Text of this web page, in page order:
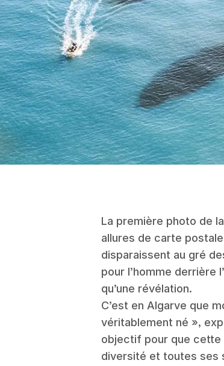
La première photo de
allures de carte
disparaissent au gré
pour l’homme derrière
qu’une révélation.
C’est en Algarve que
véritablement né »,
objectif pour que cette
diversité et toutes ses